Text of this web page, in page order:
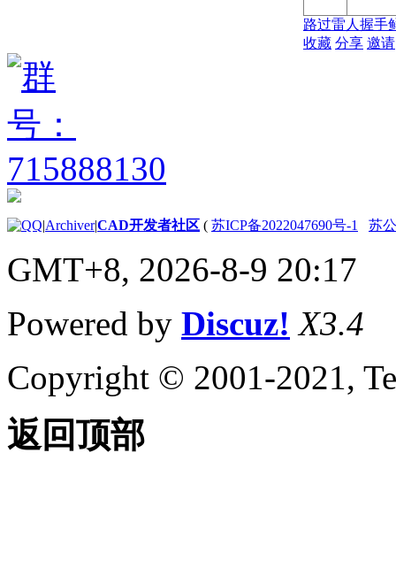
路过雷人 握手
收藏 分享 邀请
|Archiver|CAD开发者社区 ( 苏ICP备2022047690号-1 苏
GMT+8, 2026-8-9 20:17
Powered by Discuz! X3.4
Copyright © 2001-2021,
返回顶部